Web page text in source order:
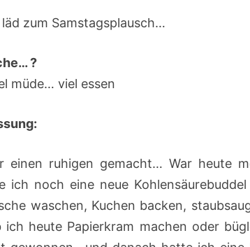
P
U
1
2
/
2
läd zum Samstagsplausch…
?
müde… viel essen
einen ruhigen gemacht… War heute
ich noch eine neue
waschen, Kuchen backen,
ich heute Papierkram machen oder